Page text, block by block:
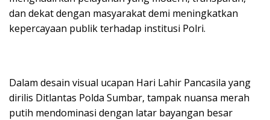
dan dekat dengan masyarakat demi meningkatkan
kepercayaan publik terhadap institusi Polri.
Dalam desain visual ucapan Hari Lahir Pancasila yang
dirilis Ditlantas Polda Sumbar, tampak nuansa merah
putih mendominasi dengan latar bayangan besar